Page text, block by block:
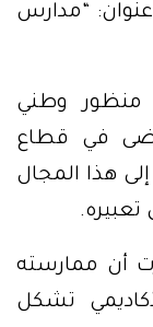
الأول 2025 تحت عنوان: “مدارس
منظور وطني
في قطاع
هذا المجال
أن ممارسته
تشكل